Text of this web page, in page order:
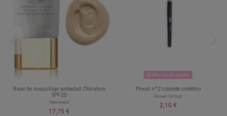
Base de maquillaje antiedad Clonature
SPF20
Keenwell
17,75 €
Sin stock online
Pincel nº2 colorete sintético
Asuer Group
2,10 €